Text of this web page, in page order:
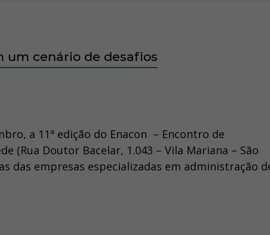
um cenário de desafios
a 11ª edição do Enacon – Encontro de
(Rua Doutor Bacelar, 1.043 – Vila Mariana – São
das empresas especializadas em administração